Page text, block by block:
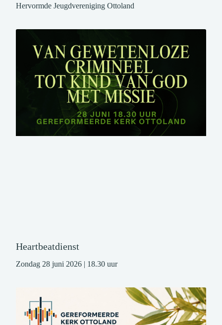
Hervormde Jeugdvereniging Ottoland
Heartbeatdienst
Zondag 28 juni 2026 | 18.30 uur